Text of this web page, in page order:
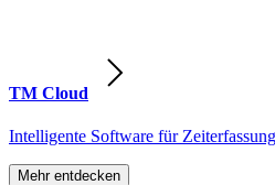
TM Cloud
Intelligente Software für
Mehr entdecken